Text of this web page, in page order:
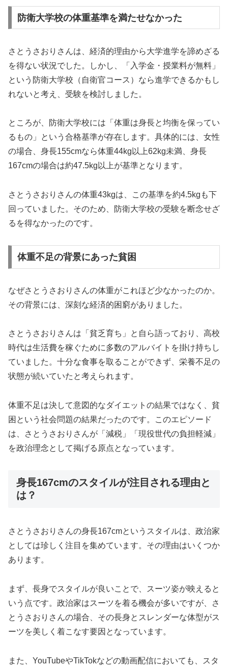
防衛大学校の体重基準を満たせなかった
さとうさおりさんは、経済的理由から大学進学を諦めざる
を得ない状況でした。しかし、「入学金・授業料が無料」
という防衛大学校（自衛官コース）なら進学できるかもし
れないと考え、受験を検討しました。
ところが、防衛大学校には「体重は身長と均衡を保ってい
るもの」という合格基準が存在します。具体的には、女性
の場合、身長155cmなら体重44kg以上62kg未満、身長
167cmの場合は約47.5kg以上が基準となります。
さとうさおりさんの体重43kgは、この基準を約4.5kgも下
回っていました。そのため、防衛大学校の受験を断念せざ
るを得なかったのです。
体重不足の背景にあった貧困
なぜさとうさおりさんの体重がこれほど少なかったのか。
その背景には、深刻な経済的困窮がありました。
さとうさおりさんは「貧乏育ち」と自ら語っており、高校
時代は生活費を稼ぐために多数のアルバイトを掛け持ちし
ていました。十分な食事を取ることができず、栄養不足の
状態が続いていたと考えられます。
体重不足は決して意図的なダイエットの結果ではなく、貧
困という社会問題の結果だったのです。このエピソード
は、さとうさおりさんが「減税」「現役世代の負担軽減」
を政治理念として掲げる原点となっています。
身長167cmのスタイルが注目される理由と
は？
さとうさおりさんの身長167cmというスタイルは、政治家
としては珍しく注目を集めています。その理由はいくつか
あります。
まず、長身でスタイルが良いことで、スーツ姿が映えると
いう点です。政治家はスーツを着る機会が多いですが、さ
とうさおりさんの場合、その長身とスレンダーな体型がス
ーツを美しく着こなす要因となっています。
また、YouTubeやTikTokなどの動画配信においても、スタ